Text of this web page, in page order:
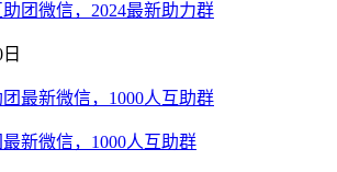
团微信，2024最新助力群
新微信，1000人互助群